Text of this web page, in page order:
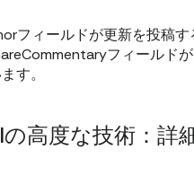
フィールドが更新を投稿す
フィールド
す。
の高度な技術：詳